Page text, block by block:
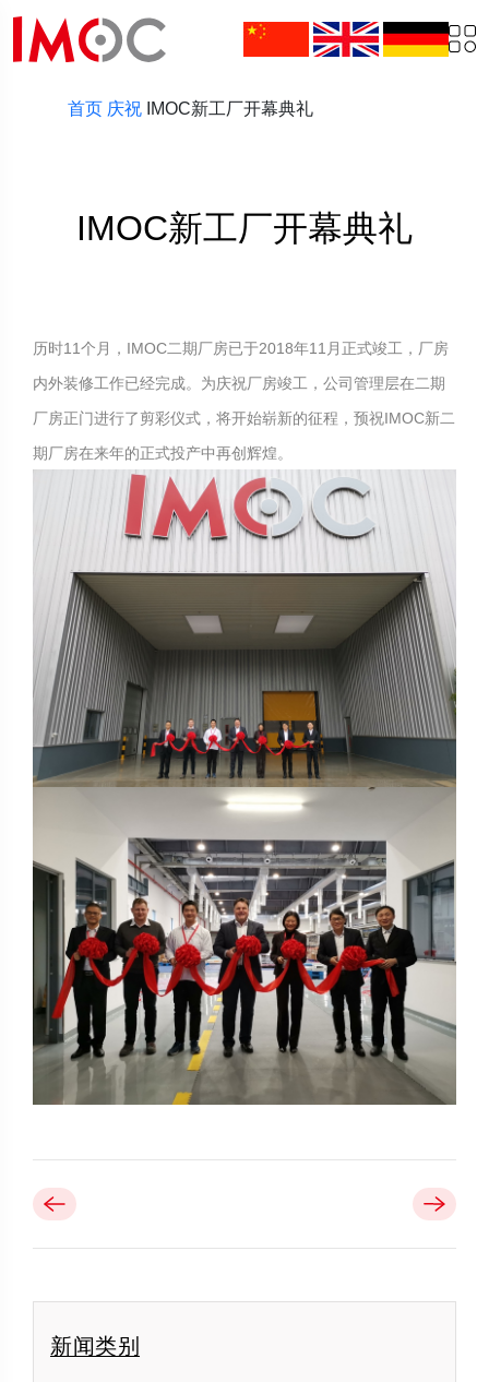
首页 庆祝 IMOC新工厂开幕典礼
IMOC新工厂开幕典礼
历时11个月，IMOC二期厂房已于2018年11月正式竣工，厂房
内外装修工作已经完成。为庆祝厂房竣工，公司管理层在二期
厂房正门进行了剪彩仪式，将开始崭新的征程，预祝IMOC新二
期厂房在来年的正式投产中再创辉煌。
新闻类别